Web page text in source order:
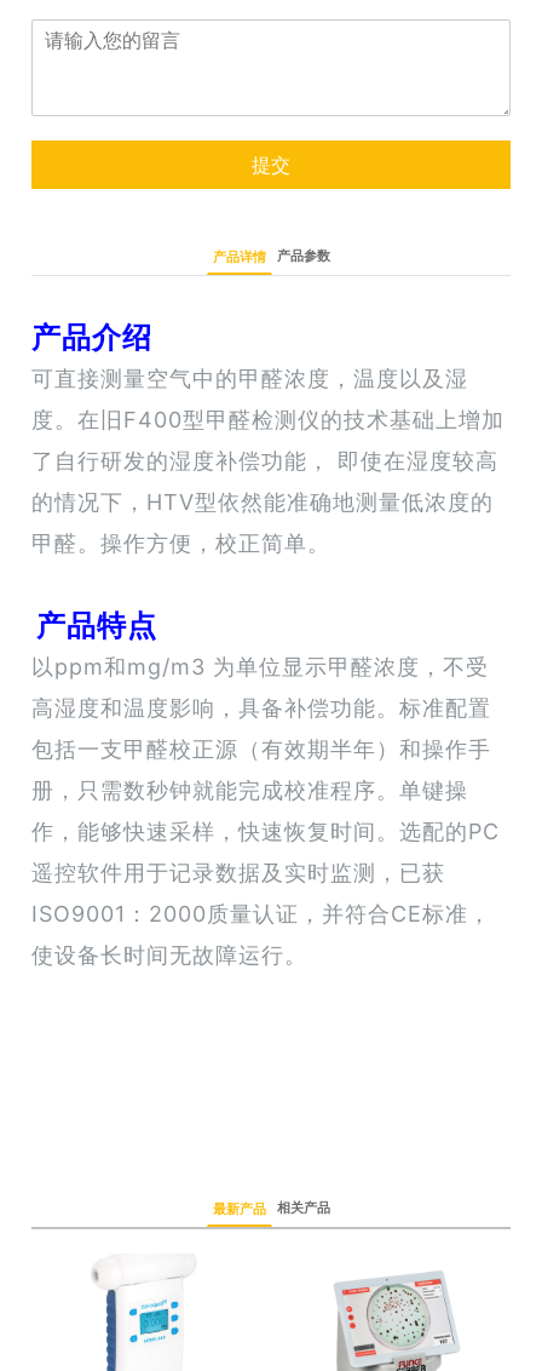
提交
产品详情 产品参数
产品介绍
可直接测量空气中的甲醛浓度，温度以及湿
度。在旧F400型甲醛检测仪的技术基础上增加
了自行研发的湿度补偿功能， 即使在湿度较高
的情况下，HTV型依然能准确地测量低浓度的
甲醛。操作方便，校正简单。
产品特点
以ppm和mg/m3 为单位显示甲醛浓度，不受
高湿度和温度影响，具备补偿功能。标准配置
包括一支甲醛校正源（有效期半年）和操作手
册，只需数秒钟就能完成校准程序。单键操
作，能够快速采样，快速恢复时间。选配的PC
遥控软件用于记录数据及实时监测，已获
ISO9001：2000质量认证，并符合CE标准，
使设备长时间无故障运行。
最新产品 相关产品